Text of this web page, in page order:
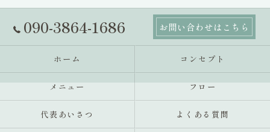
090-3864-1686 お問い合わせはこちら
ホーム コンセプト
メニュー フロー
代表あいさつ よくある質問